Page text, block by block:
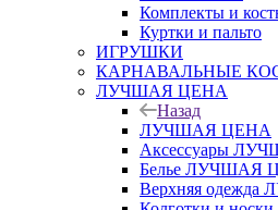
Комплекты и
Куртки и пальто
ИГРУШКИ
КАРНАВАЛЬНЫЕ
ЛУЧШАЯ ЦЕНА
Назад
ЛУЧШАЯ ЦЕНА
Аксессуары
Белье ЛУЧШАЯ
Верхняя